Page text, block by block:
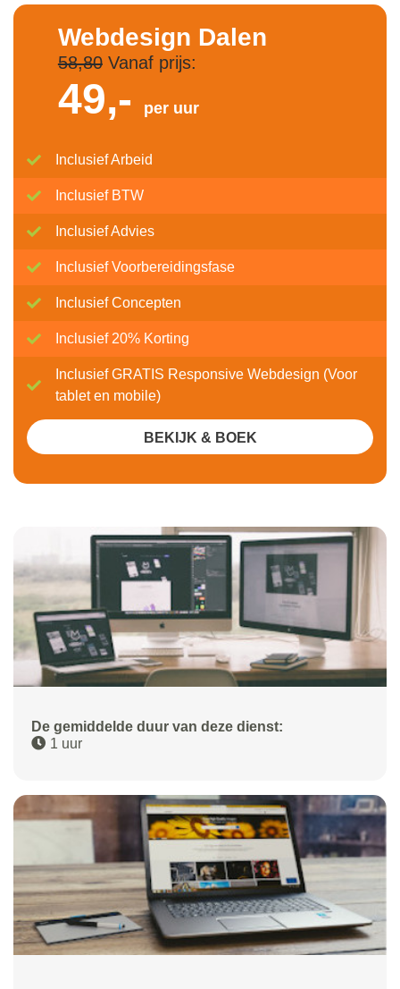
De gemiddelde duur van deze dienst:
1 uur
Webdesign Dalen
58,80Vanaf prijs:
49,- per uur
Inclusief Arbeid
Inclusief BTW
Inclusief Advies
Inclusief Voorbereidingsfase
Inclusief Concepten
Inclusief 20% Korting
Inclusief GRATIS Responsive Webdesign (Voor
tablet en mobile)
BEKIJK & BOEK